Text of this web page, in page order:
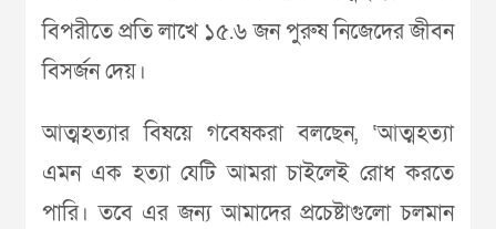
বিপরীতে প্রতি লাখে ১৫.৬ জন পুরুষ নিজেদের জীবন
বিসর্জন দেয়।
আত্মহত্যার বিষয়ে গবেষকরা বলছেন, ‘আত্মহত্যা
এমন এক হত্যা যেটি আমরা চাইলেই রোধ করতে
পারি। তবে এর জন্য আমাদের প্রচেষ্টাগুলো চলমান